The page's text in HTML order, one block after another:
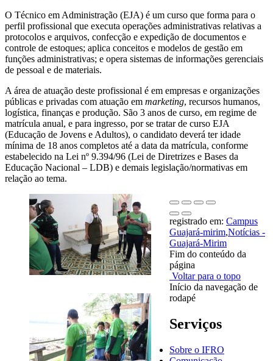
O Técnico em Administração (EJA) é um curso que forma para o
perfil profissional que executa operações administrativas relativas a
protocolos e arquivos, confecção e expedição de documentos e
controle de estoques; aplica conceitos e modelos de gestão em
funções administrativas; e opera sistemas de informações gerenciais
de pessoal e de materiais.
A área de atuação deste profissional é em empresas e organizações
públicas e privadas com atuação em marketing, recursos humanos,
logística, finanças e produção. São 3 anos de curso, em regime de
matrícula anual, e para ingresso, por se tratar de curso EJA
(Educação de Jovens e Adultos), o candidato deverá ter idade
mínima de 18 anos completos até a data da matrícula, conforme
estabelecido na Lei nº 9.394/96 (Lei de Diretrizes e Bases da
Educação Nacional – LDB) e demais legislação/normativas em
relação ao tema.
registrado em: Campus
Guajará-mirim,Notícias -
Guajará-Mirim
Fim do conteúdo da
página
Voltar para o topo
Início da navegação de
rodapé
Serviços
Sobre o IFRO